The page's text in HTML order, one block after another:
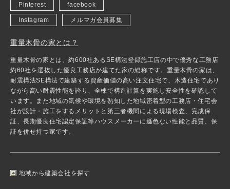
Pinterest facebook
Instagram メルマガ会員募集
重量木骨の家とは？
重量木骨の家とは、約600社あるSE構法登録施工店の中で優秀な工務店
約60社を選抜した優良工務店が建てた家の総称です。重量木骨の家は、
耐震構法SE構法で建築する資産価値の高い注文住宅で、木造住宅であり
ながら高い耐震性能を誇り、全棟で構造計算を実施し安全性を確認して
います。また地域の気候や環境を熟知した地域密着型の工務店・住宅会
社が設計・施工をするメリットと第三者機関による現場検査、完成保
証、長期優良住宅認定保証等ハウスメーカーに遜色ない性能と品質、保
証を併せ持つ家です。
地域から建築会社を探す